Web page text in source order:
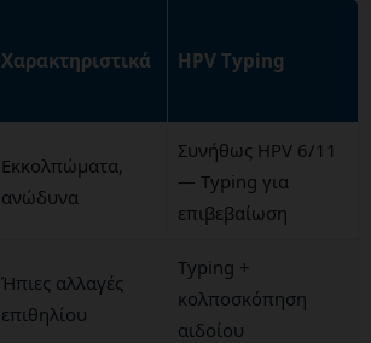
Χαρακτηριστικά HPV Typing
Εκκολπώματα,
ανώδυνα
Συνήθως HPV 6/11
— Typing για
επιβεβαίωση
Ήπιες αλλαγές
επιθηλίου
Typing +
κολποσκόπηση
αιδοίου